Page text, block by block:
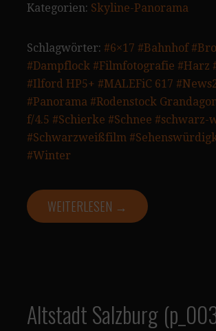
Kategorien: Skyline-Panorama
Schlagwörter: #6×17 #Bahnhof
#Dampflock #Filmfotografie #Harz
#Ilford HP5+ #MALEFiC 617
#Panorama #Rodenstock
f/4.5 #Schierke #Schnee #schwarz-
#Schwarzweißfilm
#Winter
WEITERLESEN →
Altstadt Salzburg